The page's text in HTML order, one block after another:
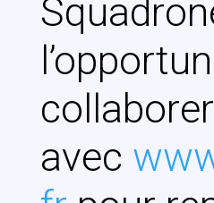
collaborer
avec